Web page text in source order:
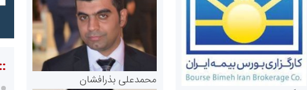
محمدعلی بذرافشان